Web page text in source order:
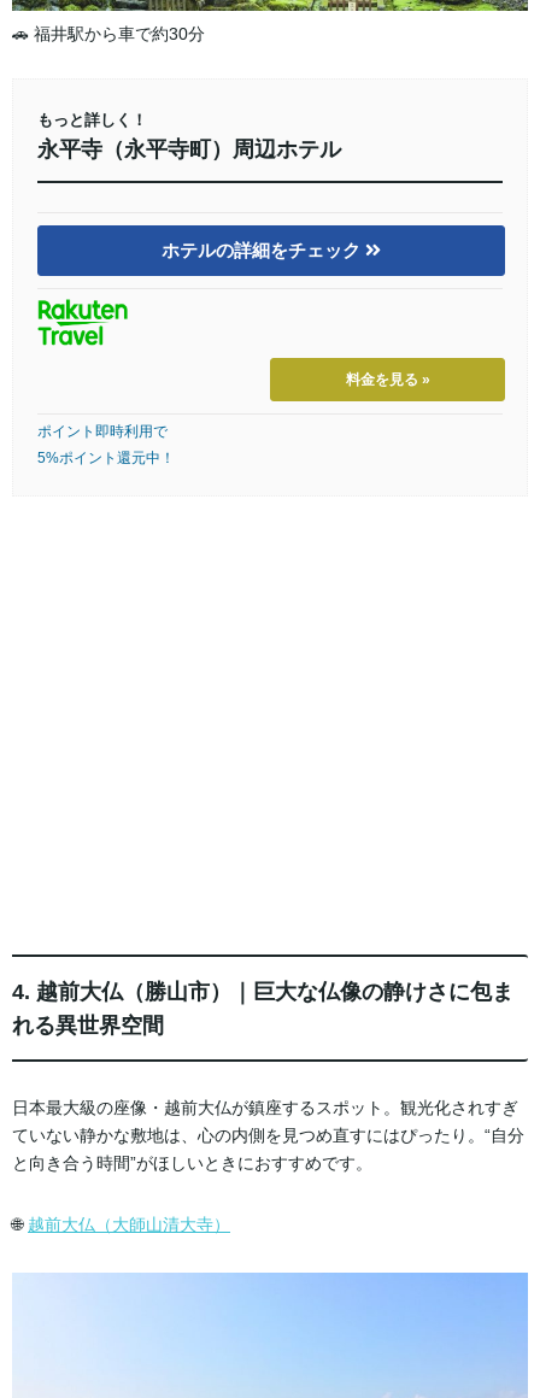
🚗 福井駅から車で約30分
もっと詳しく！
永平寺（永平寺町）周辺ホテル
ホテルの詳細をチェック
料金を見る »
ポイント即時利用で
5%ポイント還元中！
4. 越前大仏（勝山市）｜巨大な仏像の静けさに包ま
れる異世界空間
日本最大級の座像・越前大仏が鎮座するスポット。観光化されすぎ
ていない静かな敷地は、心の内側を見つめ直すにはぴったり。“自分
と向き合う時間”がほしいときにおすすめです。
🌐 越前大仏（大師山清大寺）